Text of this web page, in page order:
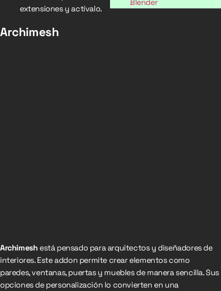
extensiones y actívalo.
Blender.
Archimesh
Archimesh está pensado para arquitectos y diseñadores de
interiores. Este addon permite crear elementos como
paredes, ventanas, puertas y muebles de manera sencilla. Sus
opciones de personalización lo convierten en una